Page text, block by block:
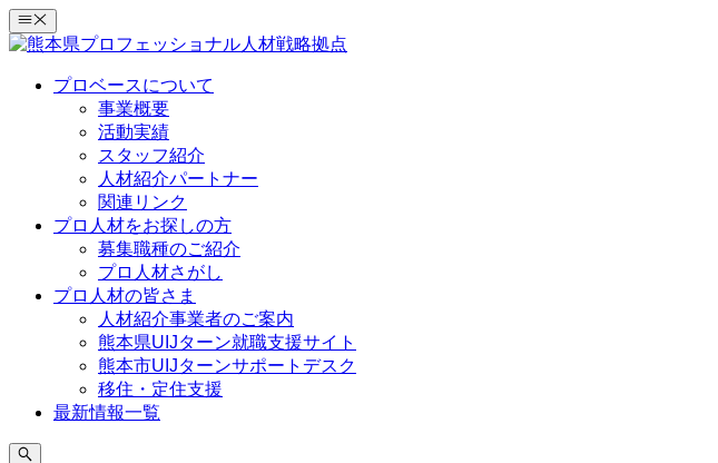
コ
ン
プロベースについて
事業概要
活動実績
スタッフ紹介
人材紹介パートナー
関連リンク
プロ人材をお探しの方
募集職種のご紹介
プロ人材さがし
プロ人材の皆さま
人材紹介事業者のご案内
熊本県UIJターン就職支援サイト
熊本市UIJターンサポートデスク
移住・定住支援
最新情報一覧